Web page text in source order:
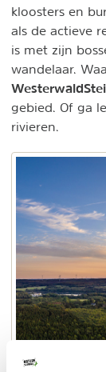
kloosters en
als de actieve
is met zijn
wandelaar.
gebied. Of ga
rivieren.
Westerwald